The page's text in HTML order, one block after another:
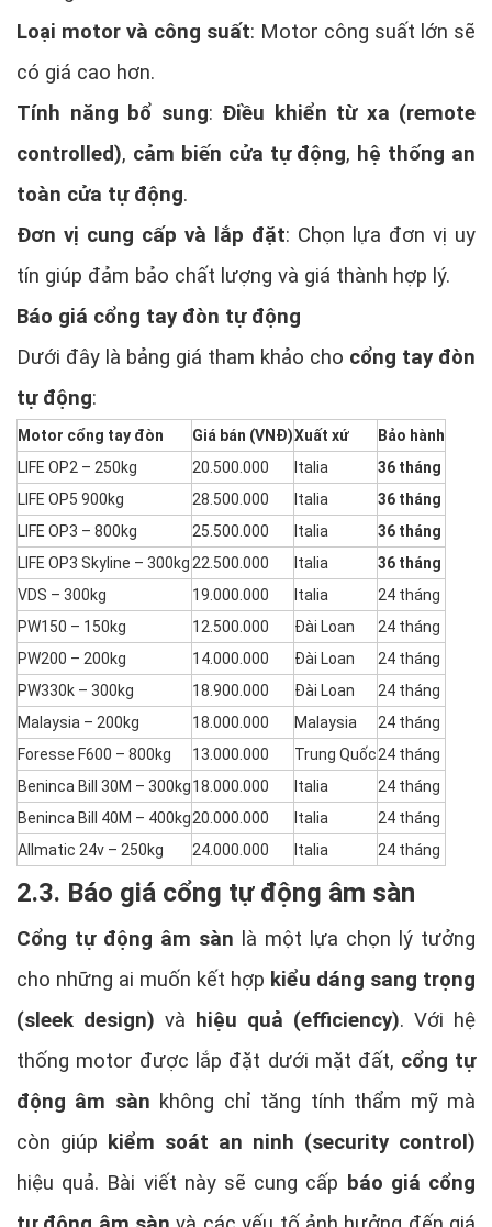
Loại motor và công suất: Motor công suất lớn sẽ
có giá cao hơn.
Tính năng bổ sung: Điều khiển từ xa (remote
controlled), cảm biến cửa tự động, hệ thống an
toàn cửa tự động.
Đơn vị cung cấp và lắp đặt: Chọn lựa đơn vị uy
tín giúp đảm bảo chất lượng và giá thành hợp lý.
Báo giá cổng tay đòn tự động
Dưới đây là bảng giá tham khảo cho cổng tay đòn
tự động:
Motor cổng tay đòn Giá bán (VNĐ)Xuất xứ
Bảo hành
LIFE OP2 – 250kg
20.500.000 Italia
36 tháng
LIFE OP5 900kg
28.500.000 Italia
36 tháng
LIFE OP3 – 800kg
25.500.000 Italia
36 tháng
LIFE OP3 Skyline – 300kg22.500.000 Italia
36 tháng
VDS – 300kg
19.000.000 Italia
24 tháng
PW150 – 150kg
12.500.000 Đài Loan
24 tháng
PW200 – 200kg
14.000.000 Đài Loan
24 tháng
PW330k – 300kg
18.900.000 Đài Loan
24 tháng
Malaysia – 200kg
18.000.000 Malaysia
24 tháng
Foresse F600 – 800kg
13.000.000 Trung Quốc24 tháng
Beninca Bill 30M – 300kg18.000.000 Italia
24 tháng
Beninca Bill 40M – 400kg20.000.000 Italia
24 tháng
Allmatic 24v – 250kg
24.000.000 Italia 24 tháng
2.3. Báo giá cổng tự động âm sàn
Cổng tự động âm sàn là một lựa chọn lý tưởng
cho những ai muốn kết hợp kiểu dáng sang trọng
(sleek design) và hiệu quả (efficiency). Với hệ
thống motor được lắp đặt dưới mặt đất, cổng tự
động âm sàn không chỉ tăng tính thẩm mỹ mà
còn giúp kiểm soát an ninh (security control)
hiệu quả. Bài viết này sẽ cung cấp báo giá cổng